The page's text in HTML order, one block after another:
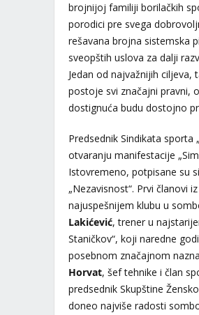
brojnijoj familiji borilačkih
porodici pre svega
rešavana brojna sistemska
sveopštih uslova za dalji
Jedan od najvažnijih
postoje svi značajni pravni,
dostignuća budu dostojno
Predsednik Sindikata
otvaranju manifestacije
Istovremeno, potpisane su
„Nezavisnost“. Prvi članovi
najuspešnijem klubu u
Lakićević, trener u
Staničkov“, koji naredne
posebnom značajnom
Horvat, šef tehnike i član
predsednik Skupštine
doneo najviše radosti